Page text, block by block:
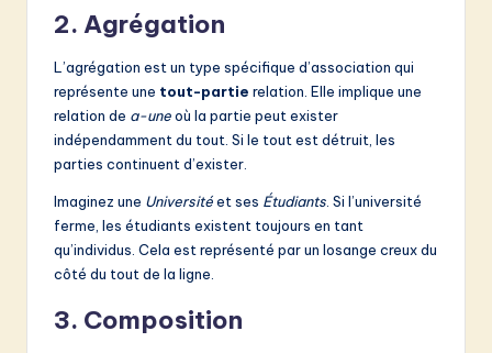
2. Agrégation
L’agrégation est un type spécifique d’association qui
représente une tout-partie relation. Elle implique une
relation de a-uneoù la partie peut exister
indépendamment du tout. Si le tout est détruit, les
parties continuent d’exister.
Imaginez une Universitéet ses Étudiants. Si l’université
ferme, les étudiants existent toujours en tant
qu’individus. Cela est représenté par un losange creux du
côté du tout de la ligne.
3. Composition